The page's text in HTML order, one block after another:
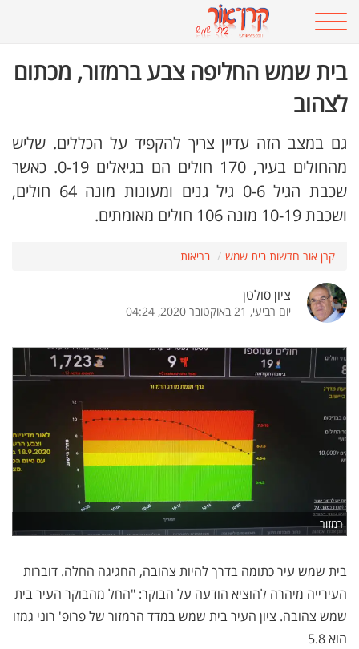
בית שמש החליפה צבע ברמזור, מכתום
לצהוב
גם במצב הזה עדיין צריך להקפיד על הכללים. שליש
מהחולים בעיר, 170 חולים הם בגיאלים 0-19. כאשר
שכבת הגיל 0-6 גיל גנים ומעונות מונה 64 חולים,
ושכבת 10-19 מונה 106 חולים מאומתים.
קרן אור חדשות בית שמש בריאות
ציון סולטן
יום רביעי, 21 באוקטובר 2020, 04:24
רמזור
בית שמש עיר כתומה בדרך להיות צהובה, החגיגה החלה. דוברות
העירייה מיהרה להוציא הודעה על הבוקר: "החל מהבוקר העיר בית
שמש צהובה. ציון העיר בית שמש במדד הרמזור של פרופ' רוני גמזו
הוא 5.8